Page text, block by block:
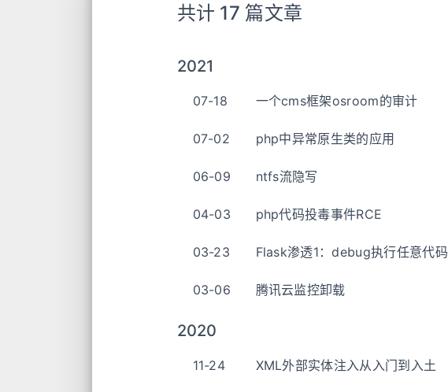
共计 17 篇文章
2021
07-18 一个cms框架osroom的审计
07-02 php中异常原生类的应用
06-09 ntfs流隐写
04-03 php代码投毒事件RCE
03-23 Flask渗透1：debug执行任意代码
03-06 腾讯云监控卸载
2020
11-24 XML外部实体注入从入门到入土